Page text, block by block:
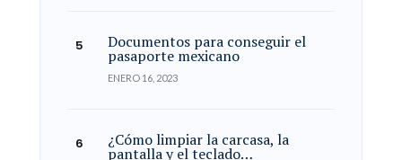
Documentos para conseguir el
pasaporte mexicano
ENERO 16, 2023
¿Cómo limpiar la carcasa, la
pantalla y el teclado…